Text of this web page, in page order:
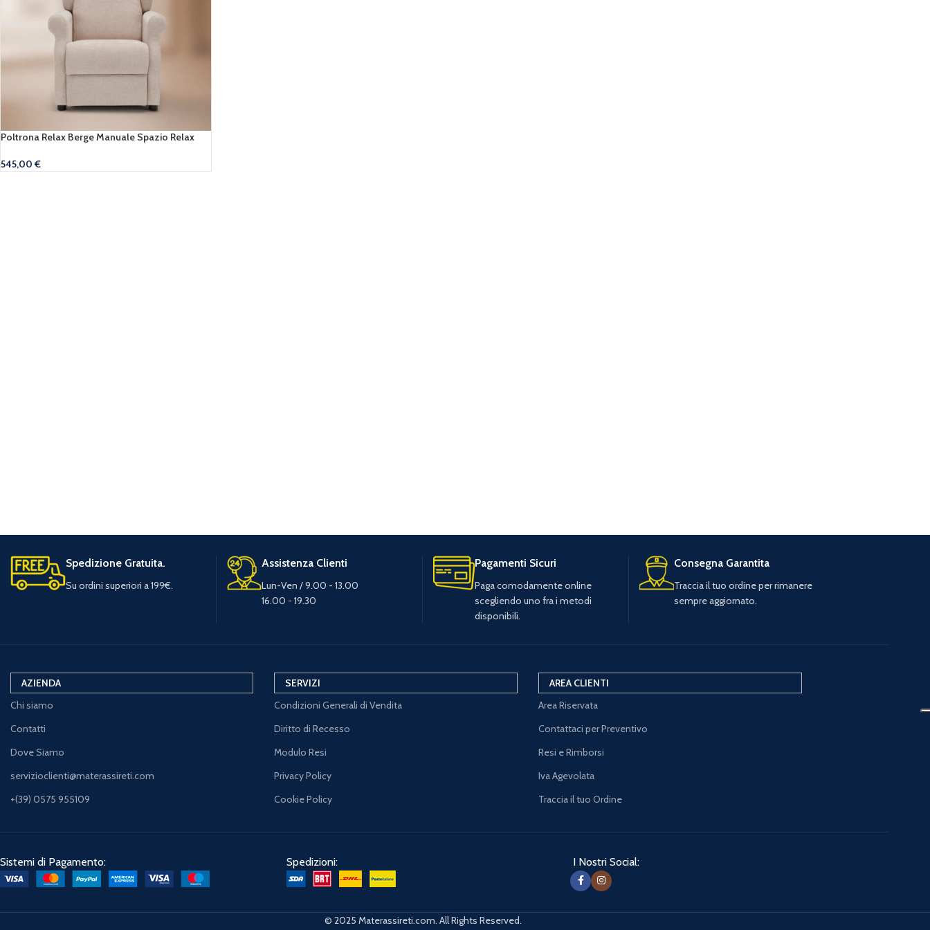
Poltrona Relax Berge Manuale Spazio Relax
545,00€
Spedizione Gratuita.
Su ordini superiori a 199€.
Assistenza Clienti
Lun-Ven / 9.00 - 13.00
16.00 - 19.30
Pagamenti Sicuri
Paga comodamente online
scegliendo uno fra i metodi
disponibili.
Consegna Garantita
Traccia il tuo ordine per rimanere
sempre aggiornato.
AZIENDA
Chi siamo
Contatti
Dove Siamo
servizioclienti@materassireti.com
+(39) 0575 955109
SERVIZI
Condizioni Generali di Vendita
Diritto di Recesso
Modulo Resi
Privacy Policy
Cookie Policy
AREA CLIENTI
Area Riservata
Contattaci per Preventivo
Resi e Rimborsi
Iva Agevolata
Traccia il tuo Ordine
Sistemi di Pagamento: Spedizioni: I Nostri Social:
© 2025 Materassireti.com. All Rights Reserved.